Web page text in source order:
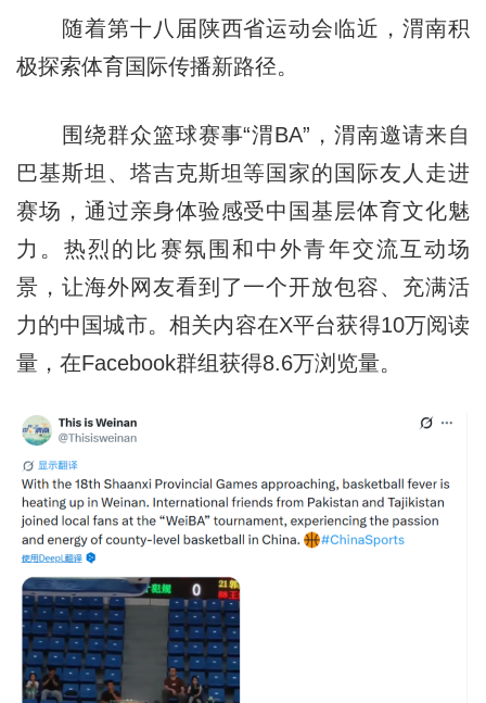
随着第十八届陕西省运动会临近，渭南积
极探索体育国际传播新路径。
围绕群众篮球赛事“渭BA”，渭南邀请来自
巴基斯坦、塔吉克斯坦等国家的国际友人走进
赛场，通过亲身体验感受中国基层体育文化魅
力。热烈的比赛氛围和中外青年交流互动场
景，让海外网友看到了一个开放包容、充满活
力的中国城市。相关内容在X平台获得10万阅读
量，在Facebook群组获得8.6万浏览量。